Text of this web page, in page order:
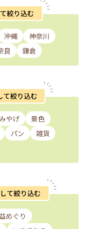
絞り込む
沖縄
神奈川
良 鎌倉
て絞り込む
やげ
景色
パン
雑貨
て絞り込む
めぐり